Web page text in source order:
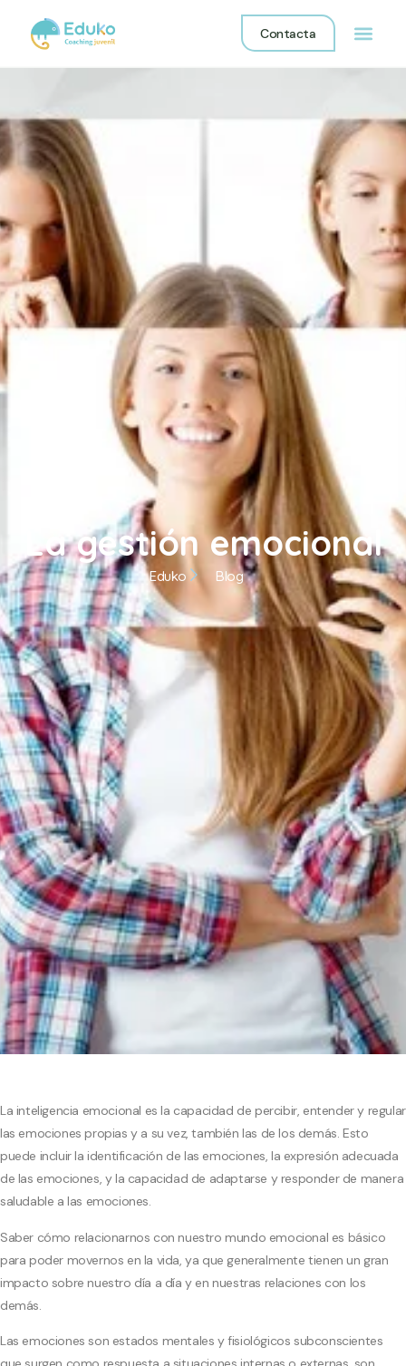
Contacta
La gestión emocional
Eduko Blog
La inteligencia emocional es la capacidad de percibir, entender y regular
las emociones propias y a su vez, también las de los demás. Esto
puede incluir la identificación de las emociones, la expresión adecuada
de las emociones, y la capacidad de adaptarse y responder de manera
saludable a las emociones.
Saber cómo relacionarnos con nuestro mundo emocional es básico
para poder movernos en la vida, ya que generalmente tienen un gran
impacto sobre nuestro día a día y en nuestras relaciones con los
demás.
Las emociones son estados mentales y fisiológicos subconscientes